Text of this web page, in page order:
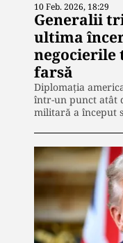
10 Feb. 2026, 18:29
Generalii
ultima
farsă
Diplomația
într-un punct atât
militară a început